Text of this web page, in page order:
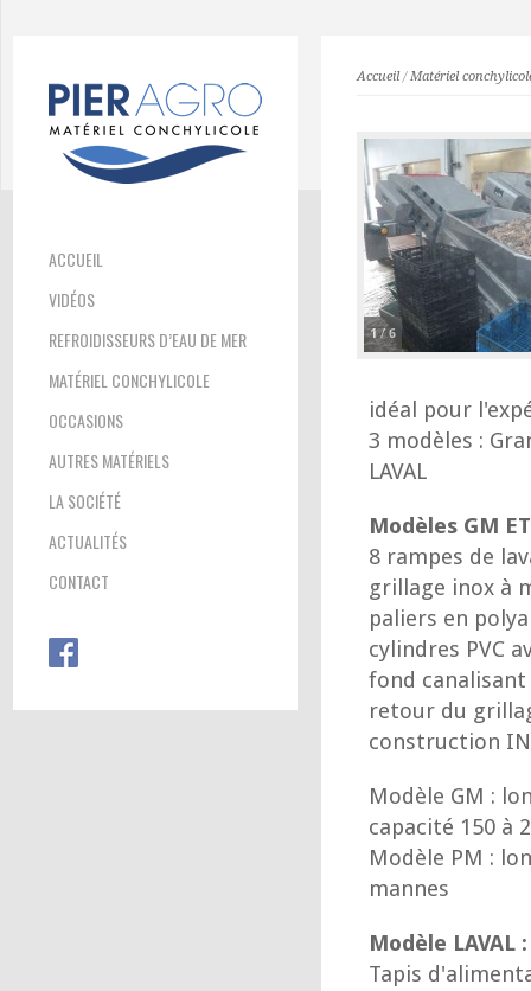
ACCUEIL
VIDÉOS
REFROIDISSEURS D’EAU DE MER
MATÉRIEL CONCHYLICOLE
OCCASIONS
AUTRES MATÉRIELS
LA SOCIÉTÉ
ACTUALITÉS
CONTACT
Accueil/Matériel
1/6
idéal pour
3 modèles :
LAVAL
Modèles GM
8 rampes de
grillage inox à
paliers en
cylindres PVC
fond
retour du
construction
Modèle GM :
capacité 150 à
Modèle PM :
mannes
Modèle
Tapis